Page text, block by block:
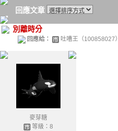
回應文章
別離時分
回應給： 吐嘈王（100858027）
麥芽糖
等級：8